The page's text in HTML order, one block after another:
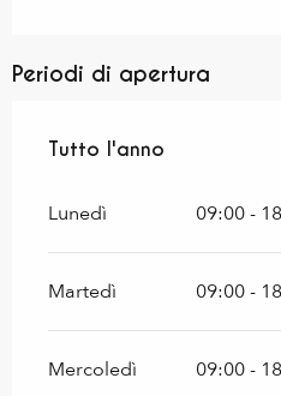
Periodi di apertura
Tutto l'anno
Tutto l'anno
Lunedì 09:00 -
Martedì 09:00 -
Mercoledì 09:00 -